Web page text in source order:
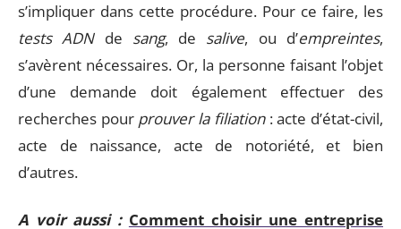
s’impliquer dans cette procédure. Pour ce faire, les
tests ADNde sang, de salive, ou d’empreintes,
s’avèrent nécessaires. Or, la personne faisant l’objet
d’une demande doit également effectuer des
recherches pour prouver la filiation : acte d’état-civil,
acte de naissance, acte de notoriété, et bien
d’autres.
A voir aussi : Comment choisir une entreprise